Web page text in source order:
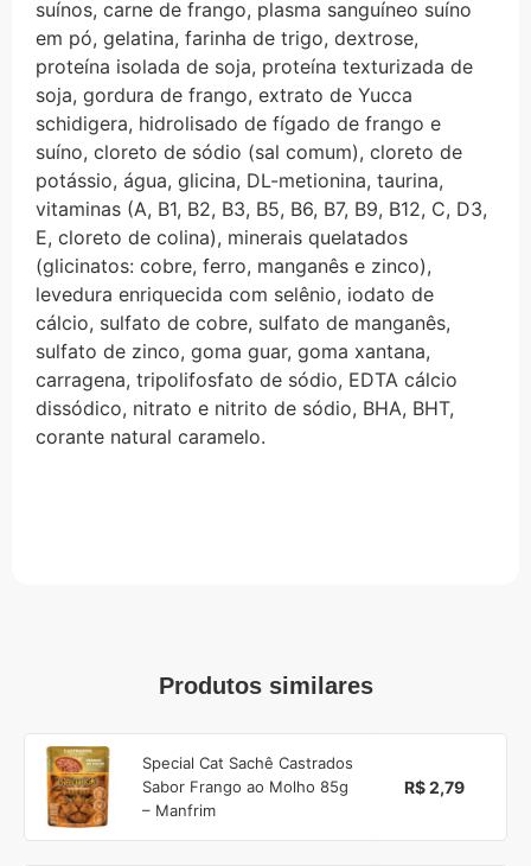
suínos, carne de frango, plasma sanguíneo suíno
em pó, gelatina, farinha de trigo, dextrose,
proteína isolada de soja, proteína texturizada de
soja, gordura de frango, extrato de Yucca
schidigera, hidrolisado de fígado de frango e
suíno, cloreto de sódio (sal comum), cloreto de
potássio, água, glicina, DL-metionina, taurina,
vitaminas (A, B1, B2, B3, B5, B6, B7, B9, B12, C, D3,
E, cloreto de colina), minerais quelatados
(glicinatos: cobre, ferro, manganês e zinco),
levedura enriquecida com selênio, iodato de
cálcio, sulfato de cobre, sulfato de manganês,
sulfato de zinco, goma guar, goma xantana,
carragena, tripolifosfato de sódio, EDTA cálcio
dissódico, nitrato e nitrito de sódio, BHA, BHT,
corante natural caramelo.
Produtos similares
Special Cat Sachê Castrados
Sabor Frango ao Molho 85g
– Manfrim
R$ 2,79